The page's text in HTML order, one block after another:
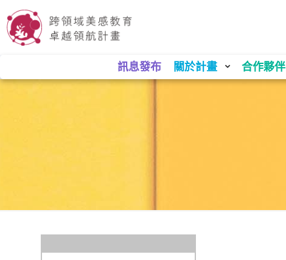
訊息發布 關於計畫 合作夥伴